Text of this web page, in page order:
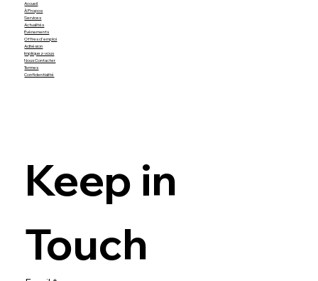
Accueil
À Propos
Services
Actualités
Évènements
Offres d'emploi
Adhésion
Impliquez-vous
Nous Contacter
Termes
Confidentialité
Keep in
Touch